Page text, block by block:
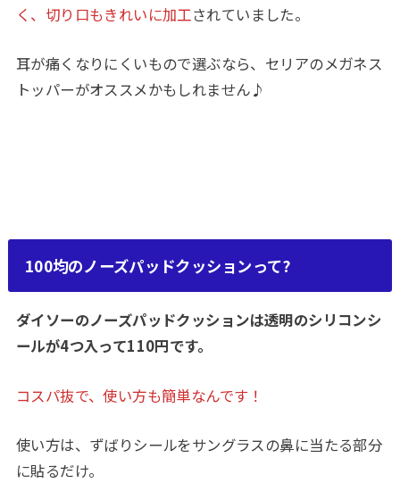
く、切り口もきれいに加工されていました。
耳が痛くなりにくいもので選ぶなら、セリアのメガネス
トッパーがオススメかもしれません♪
100均のノーズパッドクッションって?
ダイソーのノーズパッドクッションは透明のシリコンシ
ールが4つ入って110円です。
コスパ抜で、使い方も簡単なんです！
使い方は、ずばりシールをサングラスの鼻に当たる部分
に貼るだけ。